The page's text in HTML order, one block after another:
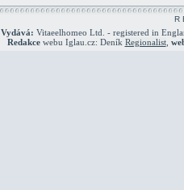
R
Vydává: Vitaeelhomeo Ltd. - registered in
Redakcewebu Iglau.cz: Deník Regionalist,